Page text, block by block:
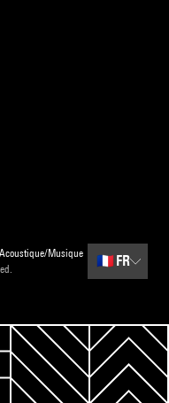
Musique
🇫🇷 FR